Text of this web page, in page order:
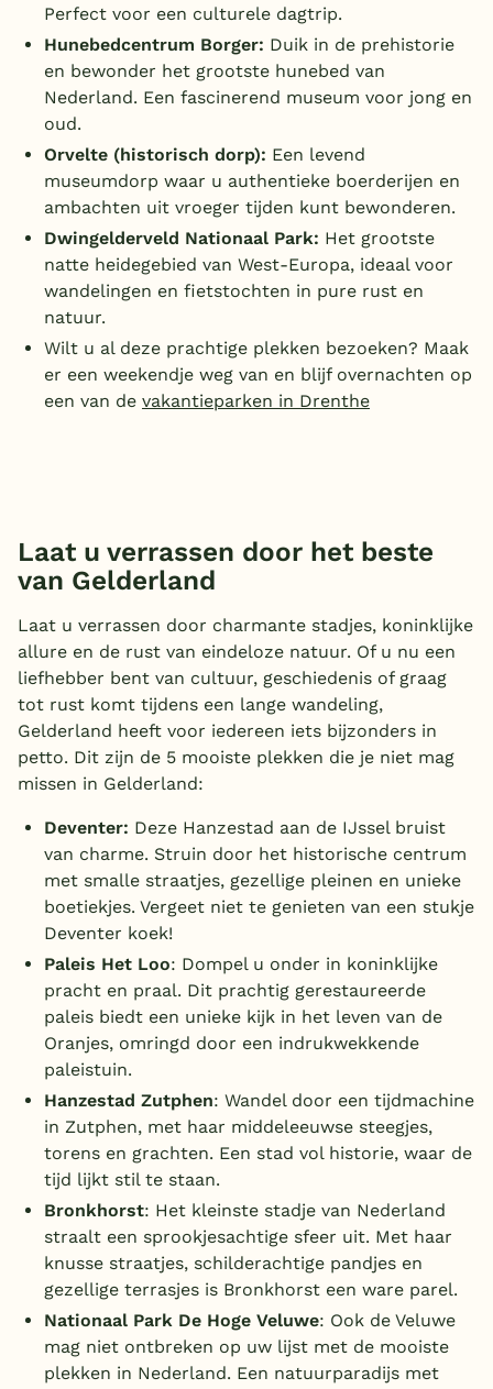
Perfect voor een culturele dagtrip.
Hunebedcentrum Borger: Duik in de prehistorie
en bewonder het grootste hunebed van
Nederland. Een fascinerend museum voor jong en
oud.
Orvelte (historisch dorp): Een levend
museumdorp waar u authentieke boerderijen en
ambachten uit vroeger tijden kunt bewonderen.
Dwingelderveld Nationaal Park: Het grootste
natte heidegebied van West-Europa, ideaal voor
wandelingen en fietstochten in pure rust en
natuur.
Wilt u al deze prachtige plekken bezoeken? Maak
er een weekendje weg van en blijf overnachten op
een van de vakantieparken in Drenthe
Laat u verrassen door het beste
van Gelderland
Laat u verrassen door charmante stadjes, koninklijke
allure en de rust van eindeloze natuur. Of u nu een
liefhebber bent van cultuur, geschiedenis of graag
tot rust komt tijdens een lange wandeling,
Gelderland heeft voor iedereen iets bijzonders in
petto. Dit zijn de 5 mooiste plekken die je niet mag
missen in Gelderland:
Deventer: Deze Hanzestad aan de IJssel bruist
van charme. Struin door het historische centrum
met smalle straatjes, gezellige pleinen en unieke
boetiekjes. Vergeet niet te genieten van een stukje
Deventer koek!
Paleis Het Loo: Dompel u onder in koninklijke
pracht en praal. Dit prachtig gerestaureerde
paleis biedt een unieke kijk in het leven van de
Oranjes, omringd door een indrukwekkende
paleistuin.
Hanzestad Zutphen: Wandel door een tijdmachine
in Zutphen, met haar middeleeuwse steegjes,
torens en grachten. Een stad vol historie, waar de
tijd lijkt stil te staan.
Bronkhorst: Het kleinste stadje van Nederland
straalt een sprookjesachtige sfeer uit. Met haar
knusse straatjes, schilderachtige pandjes en
gezellige terrasjes is Bronkhorst een ware parel.
Nationaal Park De Hoge Veluwe: Ook de Veluwe
mag niet ontbreken op uw lijst met de mooiste
plekken in Nederland. Een natuurparadijs met